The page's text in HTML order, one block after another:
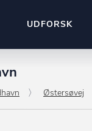
UDFORSK
Insights
Østersøvej